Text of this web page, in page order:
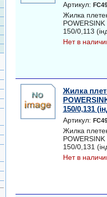
Артикул:
Жилка
150/0,113
Нет в
Жилка
150/0,131
Артикул:
Жилка
150/0,131
Нет в